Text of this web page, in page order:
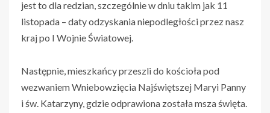
jest to dla redzian, szczególnie w dniu takim jak 11
listopada – daty odzyskania niepodległości przez nasz
kraj po I Wojnie Światowej.
Następnie, mieszkańcy przeszli do kościoła pod
wezwaniem Wniebowzięcia Najświętszej Maryi Panny
i św. Katarzyny, gdzie odprawiona została msza święta.